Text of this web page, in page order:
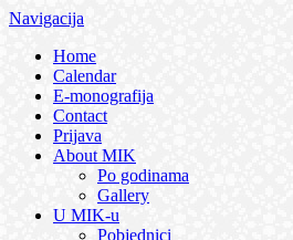
Navigacija
Home
Calendar
E-monografija
Contact
Prijava
About MIK
Po godinama
Gallery
U MIK-u
Pobjednici